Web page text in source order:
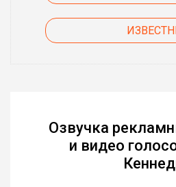
Озвучка
и видео